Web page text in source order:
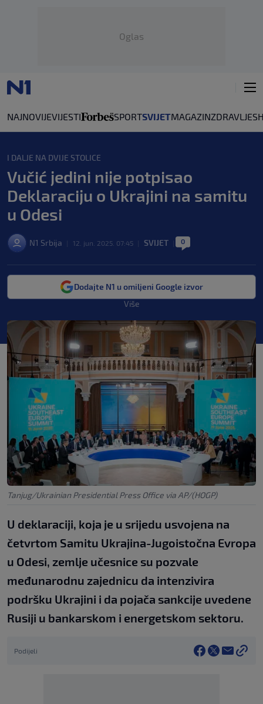
Oglas
NAJNOVIJEVIJESTI SPORTSVIJETMAGAZINZDRAVLJE
I DALJE NA DVIJE STOLICE
Vučić jedini nije potpisao
Deklaraciju o Ukrajini na samitu
u Odesi
N1 Srbija 12. jun. 2025. 07:45 SVIJET 0
Dodajte N1 u omiljeni Google izvor
Više
Tanjug/Ukrainian Presidential Press Office via AP/(HOGP)
U deklaraciji, koja je u srijedu usvojena na
četvrtom Samitu Ukrajina-Jugoistočna Evropa
u Odesi, zemlje učesnice su pozvale
međunarodnu zajednicu da intenzivira
podršku Ukrajini i da pojača sankcije uvedene
Rusiji u bankarskom i energetskom sektoru.
Podijeli